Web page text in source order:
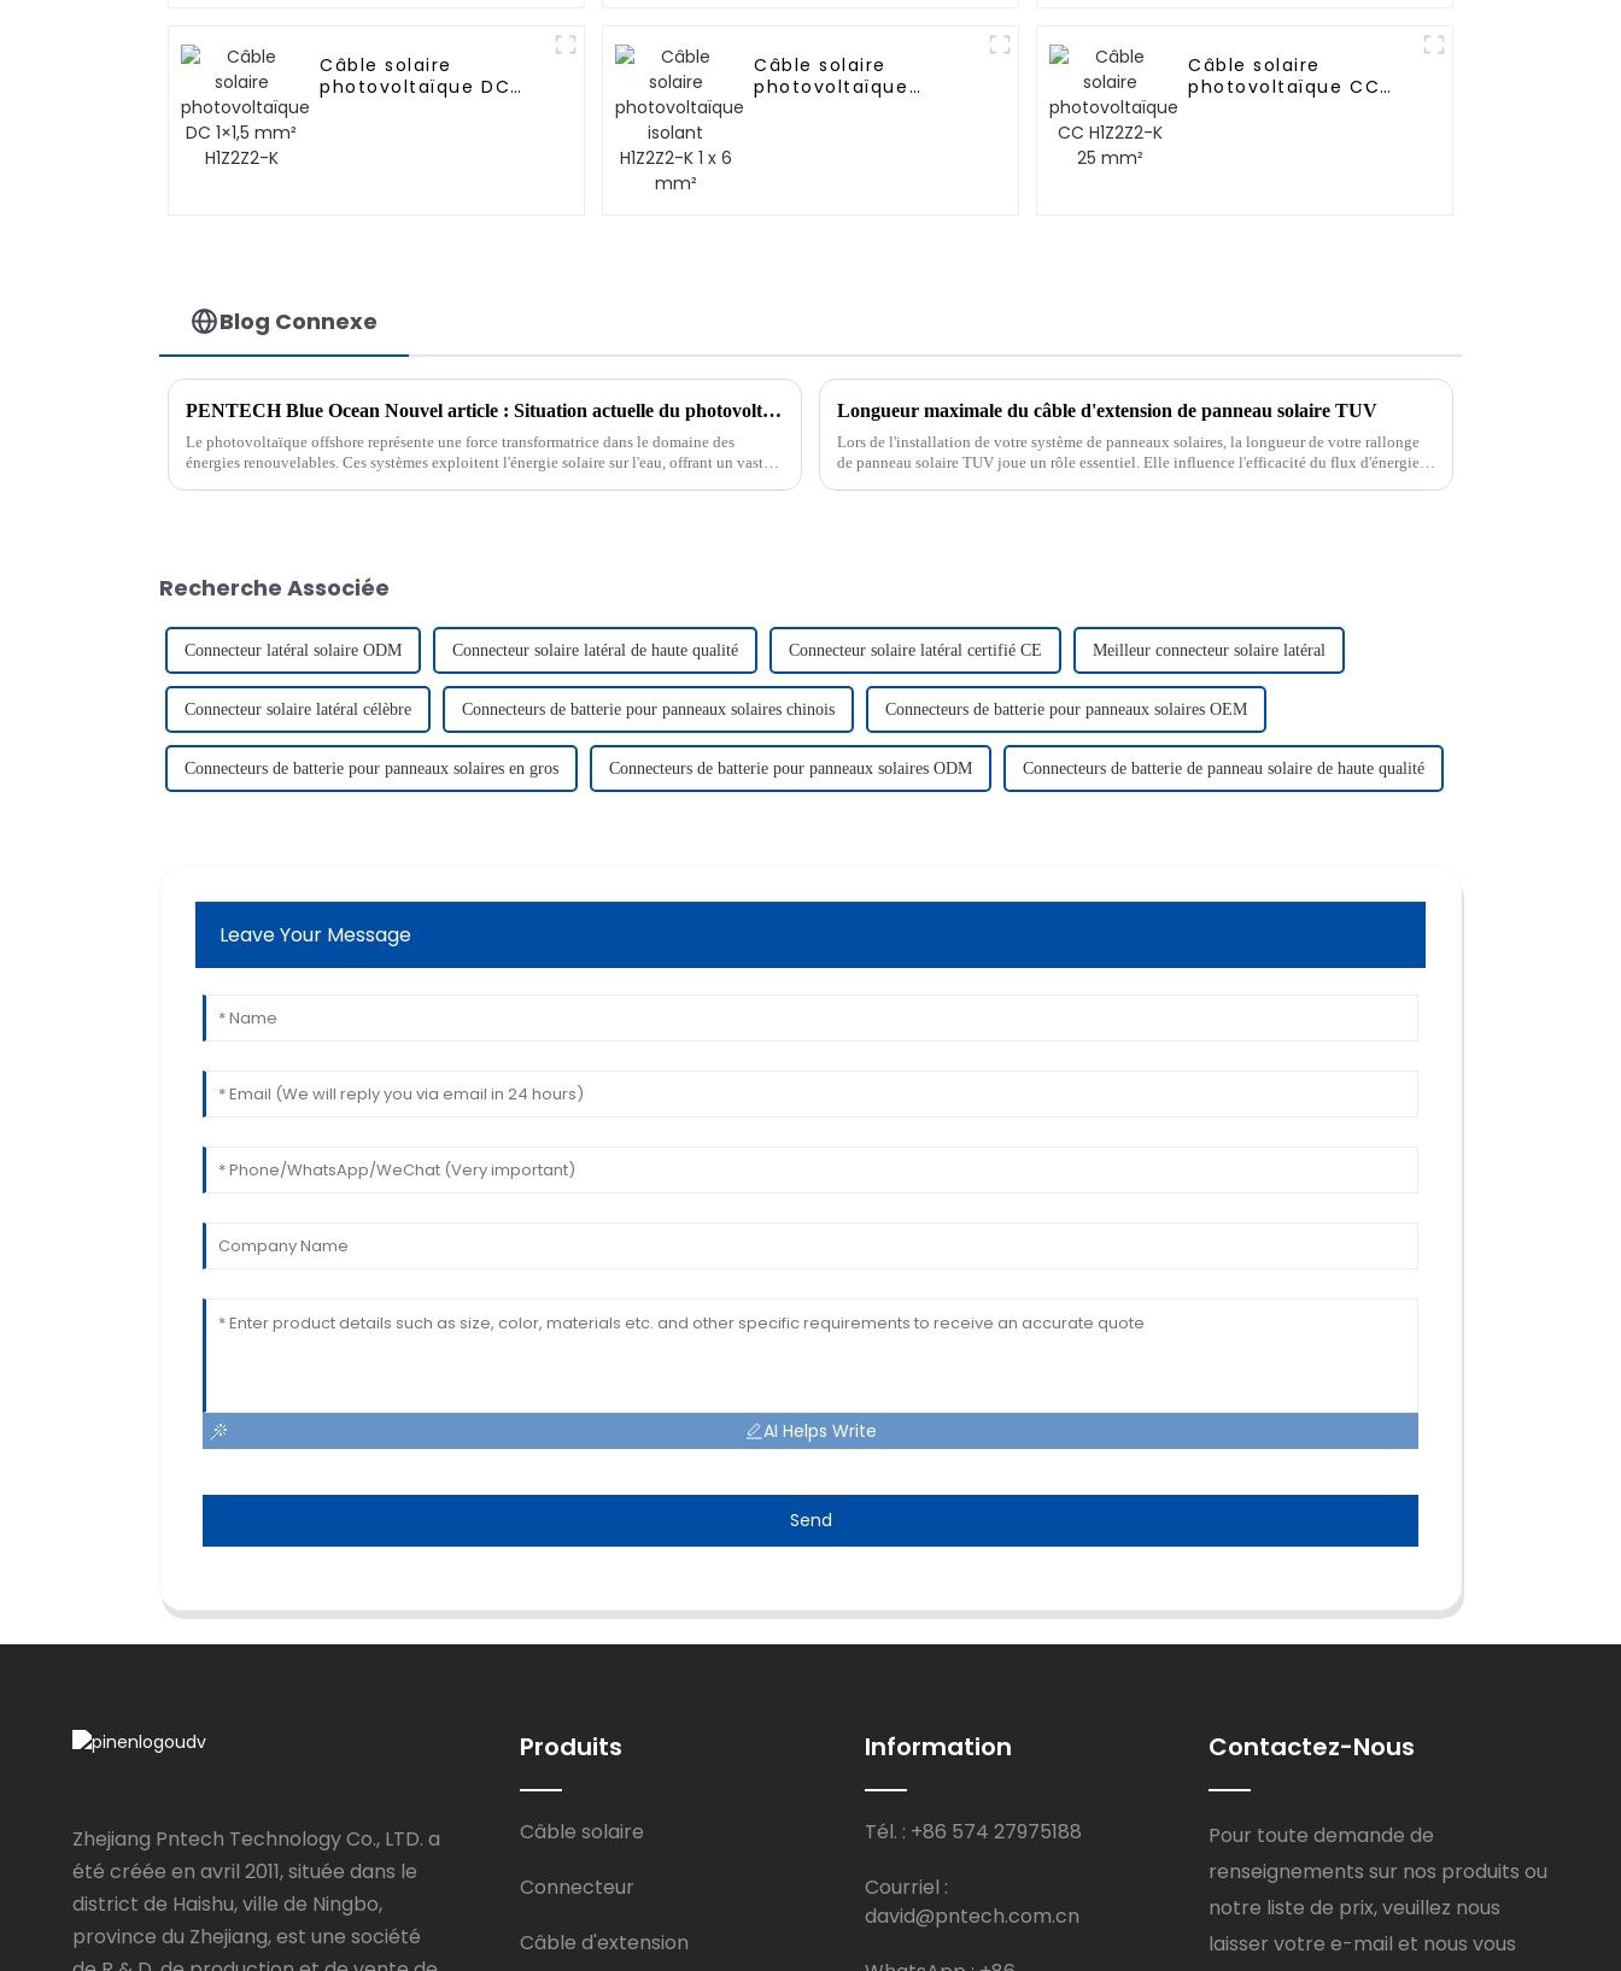
Câble solaire
photovoltaïque DC
Câble solaire
photovoltaïque
Câble solaire
photovoltaïque CC
Blog Connexe
PENTECH Blue Ocean Nouvel article : Situation actuelle du photovoltaïque offshore et exploration des tendances de développement futures
Le photovoltaïque offshore représente une force transformatrice dans le domaine des
énergies renouvelables. Ces systèmes exploitent l'énergie solaire sur l'eau, offrant un vaste
Longueur maximale du câble d'extension de panneau solaire TUV
Lors de l'installation de votre système de panneaux solaires, la longueur de votre rallonge
de panneau solaire TUV joue un rôle essentiel. Elle influence l'efficacité du flux d'énergie et
Recherche Associée
Connecteur latéral solaire ODM Connecteur solaire latéral de haute qualité Connecteur solaire latéral certifié CE Meilleur connecteur solaire latéral
Connecteur solaire latéral célèbre Connecteurs de batterie pour panneaux solaires chinois Connecteurs de batterie pour panneaux solaires OEM
Connecteurs de batterie pour panneaux solaires en gros Connecteurs de batterie pour panneaux solaires ODM Connecteurs de batterie de panneau solaire de haute qualité
Leave Your Message
AI Helps Write
Send
Zhejiang Pntech Technology Co., LTD. a
été créée en avril 2011, située dans le
district de Haishu, ville de Ningbo,
province du Zhejiang, est une société
Produits
Câble solaire
Connecteur
Câble d'extension
Information
Tél. : +86 574 27975188
Courriel :
david@pntech.com.cn
Contactez-Nous
Pour toute demande de
renseignements sur nos produits ou
notre liste de prix, veuillez nous
laisser votre e-mail et nous vous